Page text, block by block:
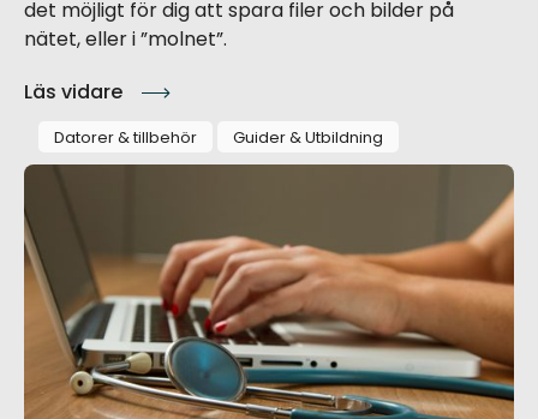
det möjligt för dig att spara filer och bilder på
nätet, eller i ”molnet”.
Läs vidare
Datorer & tillbehör Guider & Utbildning